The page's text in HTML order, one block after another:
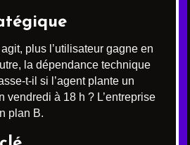
agit, plus l’utilisateur gagne en
la dépendance technique
t-il si l’agent plante un
vendredi à 18 h ? L’entreprise
plan B.